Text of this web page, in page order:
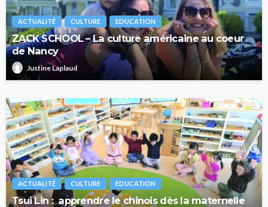
ACTUALITÉ CULTURE EDUCATION
ZACK SCHOOL – La culture américaine au coeur
de Nancy
Justine Laplaud
ACTUALITÉ CULTURE EDUCATION
Tsui Lin : apprendre le chinois dès la maternelle